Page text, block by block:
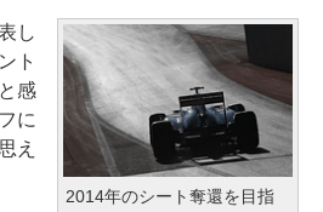
2014年のシート奪還を目指
し
ト
感
に
え